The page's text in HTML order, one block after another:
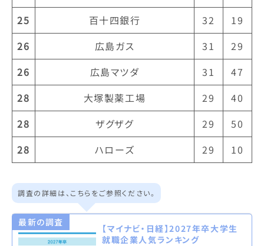
25
百十四銀行 32
19
26
広島ガス 31
29
26
広島マツダ 31
47
28
大塚製薬工場 29
40
28
ザグザグ 29
50
28
ハローズ 29 10
調査の詳細は、こちらをご参照ください。
最新の調査
【マイナビ・日経】2027年卒大学生
就職企業人気ランキング